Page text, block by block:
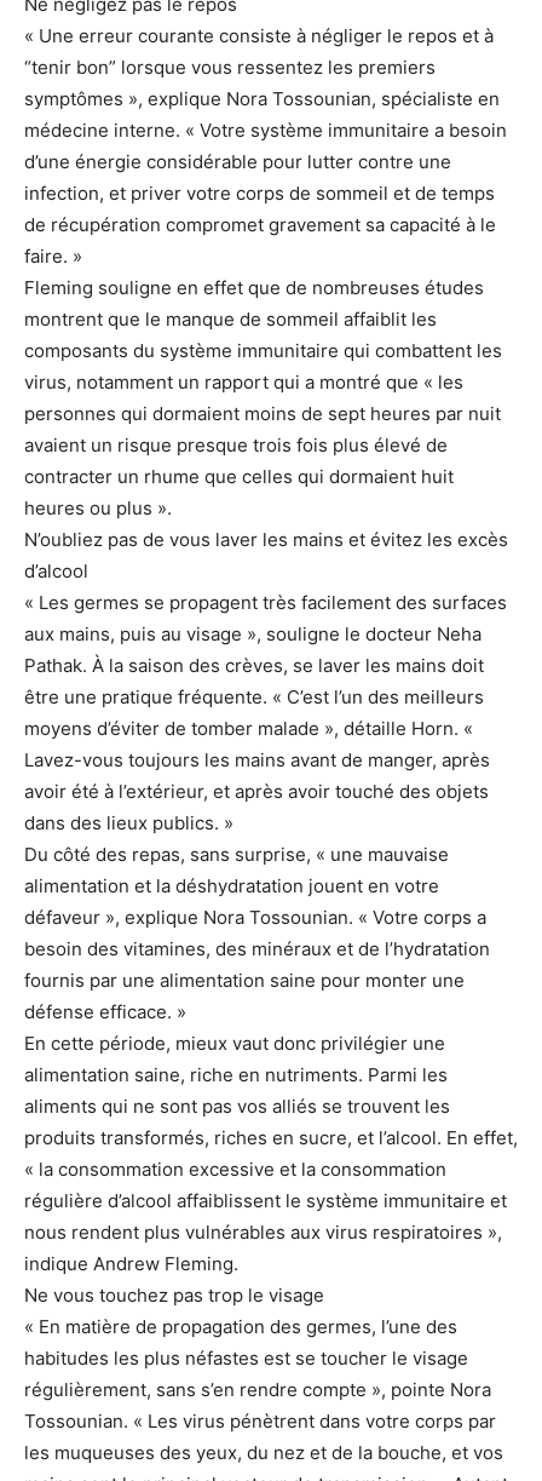
« Une erreur courante consiste à négliger le repos et à
“tenir bon” lorsque vous ressentez les premiers
symptômes », explique Nora Tossounian, spécialiste en
médecine interne. « Votre système immunitaire a besoin
d’une énergie considérable pour lutter contre une
infection, et priver votre corps de sommeil et de temps
de récupération compromet gravement sa capacité à le
faire. »
Fleming souligne en effet que de nombreuses études
montrent que le manque de sommeil affaiblit les
composants du système immunitaire qui combattent les
virus, notamment un rapport qui a montré que « les
personnes qui dormaient moins de sept heures par nuit
avaient un risque presque trois fois plus élevé de
contracter un rhume que celles qui dormaient huit
heures ou plus ».
N’oubliez pas de vous laver les mains et évitez les excès
d’alcool
« Les germes se propagent très facilement des surfaces
aux mains, puis au visage », souligne le docteur Neha
Pathak. À la saison des crèves, se laver les mains doit
être une pratique fréquente. « C’est l’un des meilleurs
moyens d’éviter de tomber malade », détaille Horn. «
Lavez-vous toujours les mains avant de manger, après
avoir été à l’extérieur, et après avoir touché des objets
dans des lieux publics. »
Du côté des repas, sans surprise, « une mauvaise
alimentation et la déshydratation jouent en votre
défaveur », explique Nora Tossounian. « Votre corps a
besoin des vitamines, des minéraux et de l’hydratation
fournis par une alimentation saine pour monter une
défense efficace. »
En cette période, mieux vaut donc privilégier une
alimentation saine, riche en nutriments. Parmi les
aliments qui ne sont pas vos alliés se trouvent les
produits transformés, riches en sucre, et l’alcool. En effet,
« la consommation excessive et la consommation
régulière d’alcool affaiblissent le système immunitaire et
nous rendent plus vulnérables aux virus respiratoires »,
indique Andrew Fleming.
Ne vous touchez pas trop le visage
« En matière de propagation des germes, l’une des
habitudes les plus néfastes est se toucher le visage
régulièrement, sans s’en rendre compte », pointe Nora
Tossounian. « Les virus pénètrent dans votre corps par
les muqueuses des yeux, du nez et de la bouche, et vos